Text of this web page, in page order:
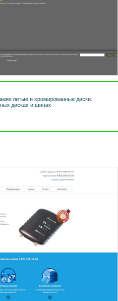
литые и хромированные диски.
дисках и шинах